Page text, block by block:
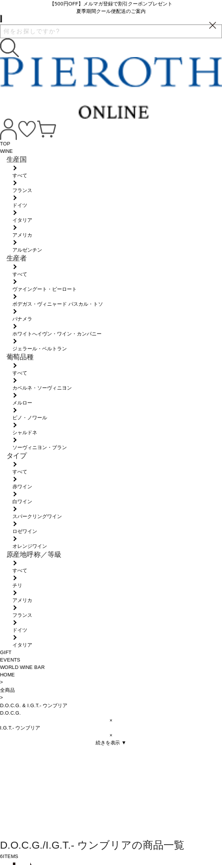
【500円OFF】メルマガ登録で割引クーポンプレゼント
夏季期間クール便配送のご案内
TOP
WINE
生産国
すべて
フランス
ドイツ
イタリア
アメリカ
アルゼンチン
生産者
すべて
ヴァイングート・ピーロート
ボデガス・ヴィニャード パスカル・トソ
パナメラ
ホワイトへイヴン・ワイン・カンパニー
ジェラール・ベルトラン
葡萄品種
すべて
カベルネ・ソーヴィニヨン
メルロー
ピノ・ノワール
シャルドネ
ソーヴィニヨン・ブラン
タイプ
すべて
赤ワイン
白ワイン
スパークリングワイン
ロゼワイン
オレンジワイン
原産地呼称／等級
すべて
チリ
アメリカ
フランス
ドイツ
イタリア
GIFT
EVENTS
WORLD WINE BAR
HOME
>
全商品
>
D.O.C.G.
& I.G.T.- ウンブリア
D.O.C.G.
×
I.G.T.- ウンブリア
×
続きを表示 ▼
D.O.C.G./I.G.T.- ウンブリアの商品一覧
6ITEMS